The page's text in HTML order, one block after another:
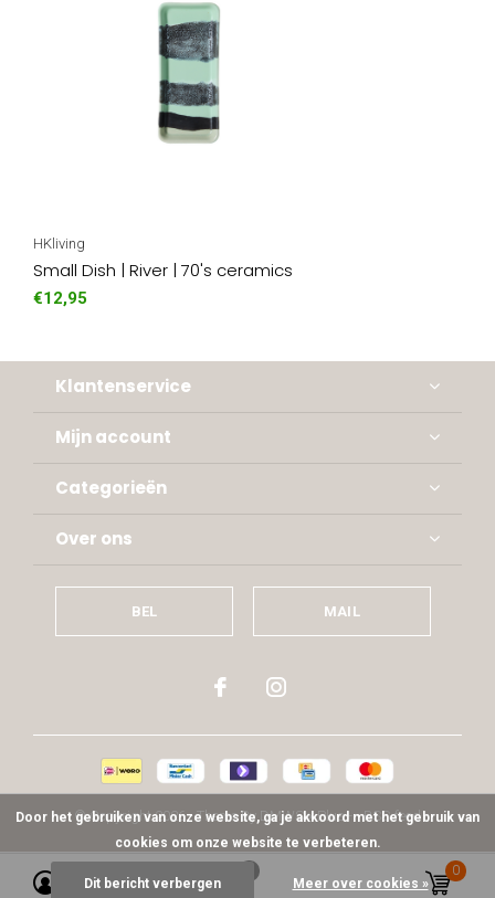
HKliving
Small Dish | River | 70's ceramics
€12,95
Klantenservice
Mijn account
Categorieën
Over ons
BEL MAIL
© Copyright2026- Theme ByDMWSxPlus+ -RSS-feed
0
Door het gebruiken van onze website, ga je akkoord met het gebruik van
cookies om onze website te verbeteren.
Dit bericht verbergen Meer over cookies »